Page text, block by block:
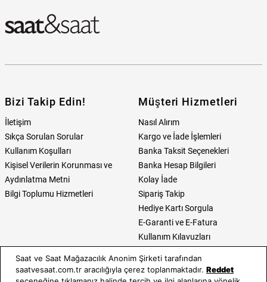
Bizi Takip Edin!
İletişim
Sıkça Sorulan Sorular
Kullanım Koşulları
Kişisel Verilerin Korunması ve
Aydınlatma Metni
Bilgi Toplumu Hizmetleri
Müşteri Hizmetleri
Nasıl Alırım
Kargo ve İade İşlemleri
Banka Taksit Seçenekleri
Banka Hesap Bilgileri
Kolay İade
Sipariş Takip
Hediye Kartı Sorgula
E-Garanti ve E-Fatura
Kullanım Kılavuzları
Saat ve Saat Kategoriler
Saat ve Saat Mağazacılık Anonim Şirketi tarafından
saatvesaat.com.tr aracılığıyla çerez toplanmaktadır. Reddet